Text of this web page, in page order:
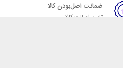
ضمانت اصل‌بودن کالا
تایید اصالت کالا